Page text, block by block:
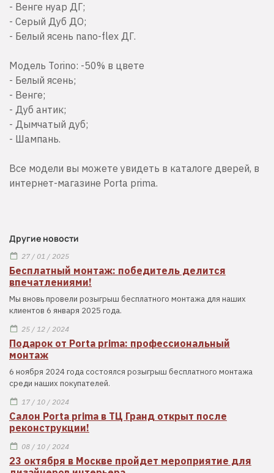
- Венге нуар ДГ;
- Серый Дуб ДО;
- Белый ясень nano-flex ДГ.
Модель Torino: -50% в цвете
- Белый ясень;
- Венге;
- Дуб антик;
- Дымчатый дуб;
- Шампань.
Все модели вы можете увидеть в каталоге дверей, в
интернет-магазине Porta prima.
Другие новости
27 / 01 / 2025
Бесплатный монтаж: победитель делится
впечатлениями!
Мы вновь провели розыгрыш бесплатного монтажа для наших
клиентов 6 января 2025 года.
25 / 12 / 2024
Подарок от Porta prima: профессиональный
монтаж
6 ноября 2024 года состоялся розыгрыш бесплатного монтажа
среди наших покупателей.
17 / 10 / 2024
Салон Porta prima в ТЦ Гранд открыт после
реконструкции!
08 / 10 / 2024
23 октября в Москве пройдет мероприятие для